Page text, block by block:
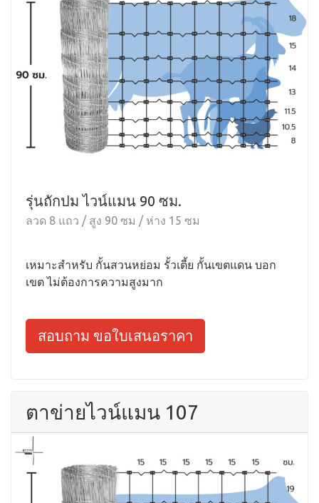
รุ่นถักปม ไวน์แมน 90 ซม.
ลวด 8 แถว / สูง 90 ซม / ห่าง 15 ซม
เหมาะสำหรับ กั้นสวนหย่อม รั้วเตี้ย กั้นเขตแดน บอก
เขต ไม่ต้องการความสูงมาก
สอบถาม ขอใบเสนอราคา
ตาข่ายไวน์แมน 107